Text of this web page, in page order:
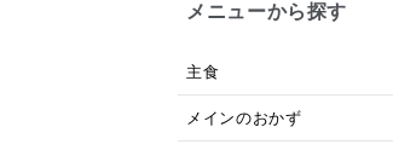
メニューから探す
主食
メインのおかず